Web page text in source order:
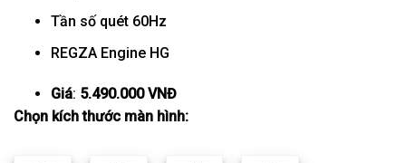
Tần số quét 60Hz
REGZA Engine HG
Giá: 5.490.000 VNĐ
Chọn kích thước màn hình: